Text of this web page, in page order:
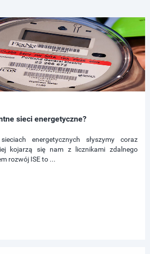
sieci energetyczne?
energetycznych słyszymy coraz
kojarzą się nam z licznikami zdalnego
rozwój ISE to ...